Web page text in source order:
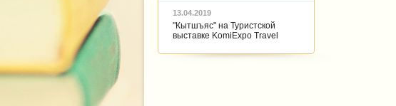
13.04.2019
"Кытшъяс" на Туристской
выставке KomiExpo Travel